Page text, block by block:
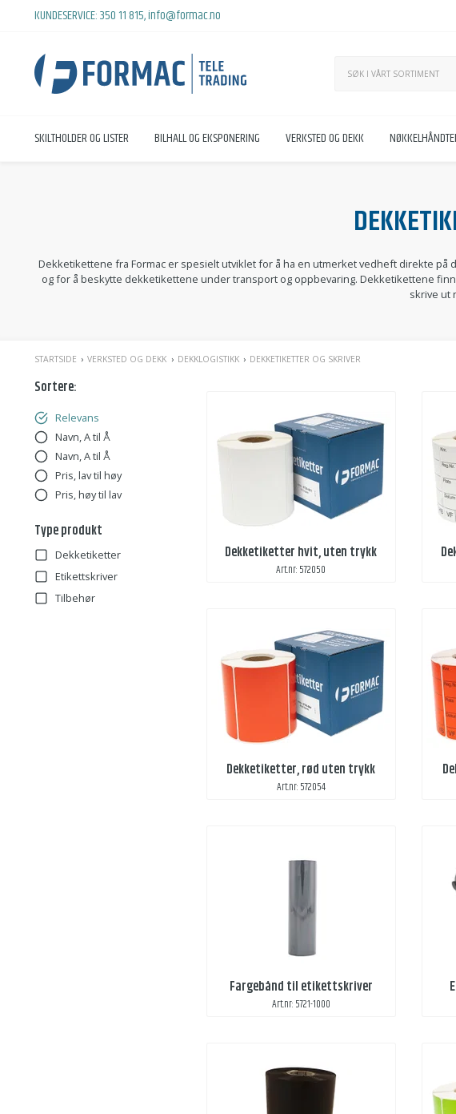
KUNDESERVICE:350 11 815,info@formac.no
SKILTHOLDER OG LISTER BILHALL OG EKSPONERING VERKSTED OG DEKK
Dekketikettene fra Formac er spesielt utviklet for å ha en utmerket vedheft direkte
og for å beskytte dekketikettene under transport og oppbevaring. Dekketikettene
skrive ut
STARTSIDE VERKSTED OG DEKK DEKKLOGISTIKK DEKKETIKETTER OG SKRIVER
Sortere:
Relevans
Navn, A til Å
Navn, A til Å
Pris, lav til høy
Pris, høy til lav
Type produkt
Dekketiketter
Etikettskriver
Tilbehør
Dekketiketter hvit, uten trykk
Art.nr: 572050
Dekketiketter, rød uten trykk
Art.nr: 572054
Fargebånd til etikettskriver
Art.nr: 5721-1000